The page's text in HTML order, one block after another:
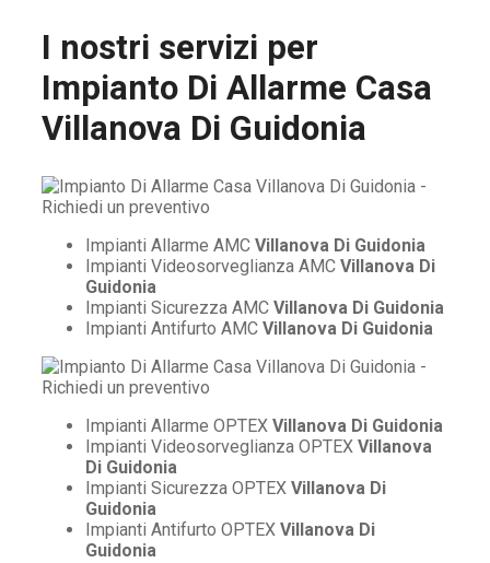
I nostri servizi per
Impianto Di Allarme Casa
Villanova Di Guidonia
Impianti Allarme AMC Villanova Di Guidonia
Impianti Videosorveglianza AMC Villanova Di
Guidonia
Impianti Sicurezza AMC Villanova Di Guidonia
Impianti Antifurto AMC Villanova Di Guidonia
Impianti Allarme OPTEX Villanova Di Guidonia
Impianti Videosorveglianza OPTEX Villanova
Di Guidonia
Impianti Sicurezza OPTEX Villanova Di
Guidonia
Impianti Antifurto OPTEX Villanova Di
Guidonia